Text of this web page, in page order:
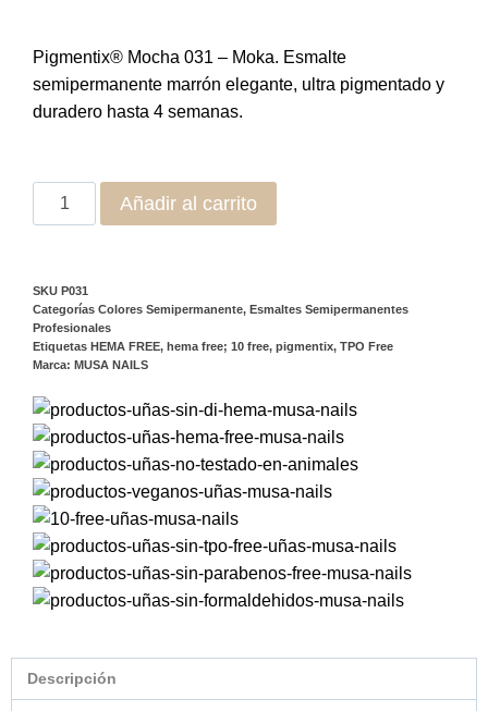
Pigmentix® Mocha 031 – Moka. Esmalte
semipermanente marrón elegante, ultra pigmentado y
duradero hasta 4 semanas.
Añadir al carrito
SKU P031
Categorías Colores Semipermanente, Esmaltes Semipermanentes
Profesionales
Etiquetas HEMA FREE, hema free; 10 free, pigmentix, TPO Free
Marca: MUSA NAILS
Descripción